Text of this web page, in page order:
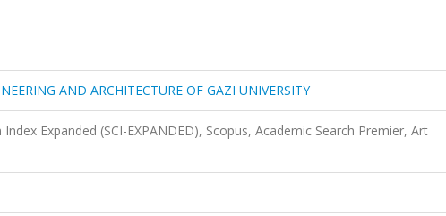
AND ARCHITECTURE OF GAZI UNIVERSITY
Index Expanded (SCI-EXPANDED), Scopus, Academic Search Premier, Art